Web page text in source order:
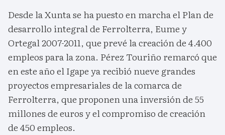
Desde la Xunta se ha puesto en marcha el Plan de
desarrollo integral de Ferrolterra, Eume y
Ortegal 2007-2011, que prevé la creación de 4.400
empleos para la zona. Pérez Touriño remarcó que
en este año el Igape ya recibió nueve grandes
proyectos empresariales de la comarca de
Ferrolterra, que proponen una inversión de 55
millones de euros y el compromiso de creación
de 450 empleos.